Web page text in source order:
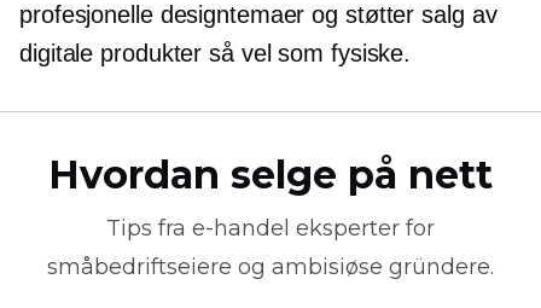
profesjonelle designtemaer og støtter salg av
digitale produkter så vel som fysiske.
Hvordan selge på nett
Tips fra e-handel eksperter for
småbedriftseiere og ambisiøse gründere.